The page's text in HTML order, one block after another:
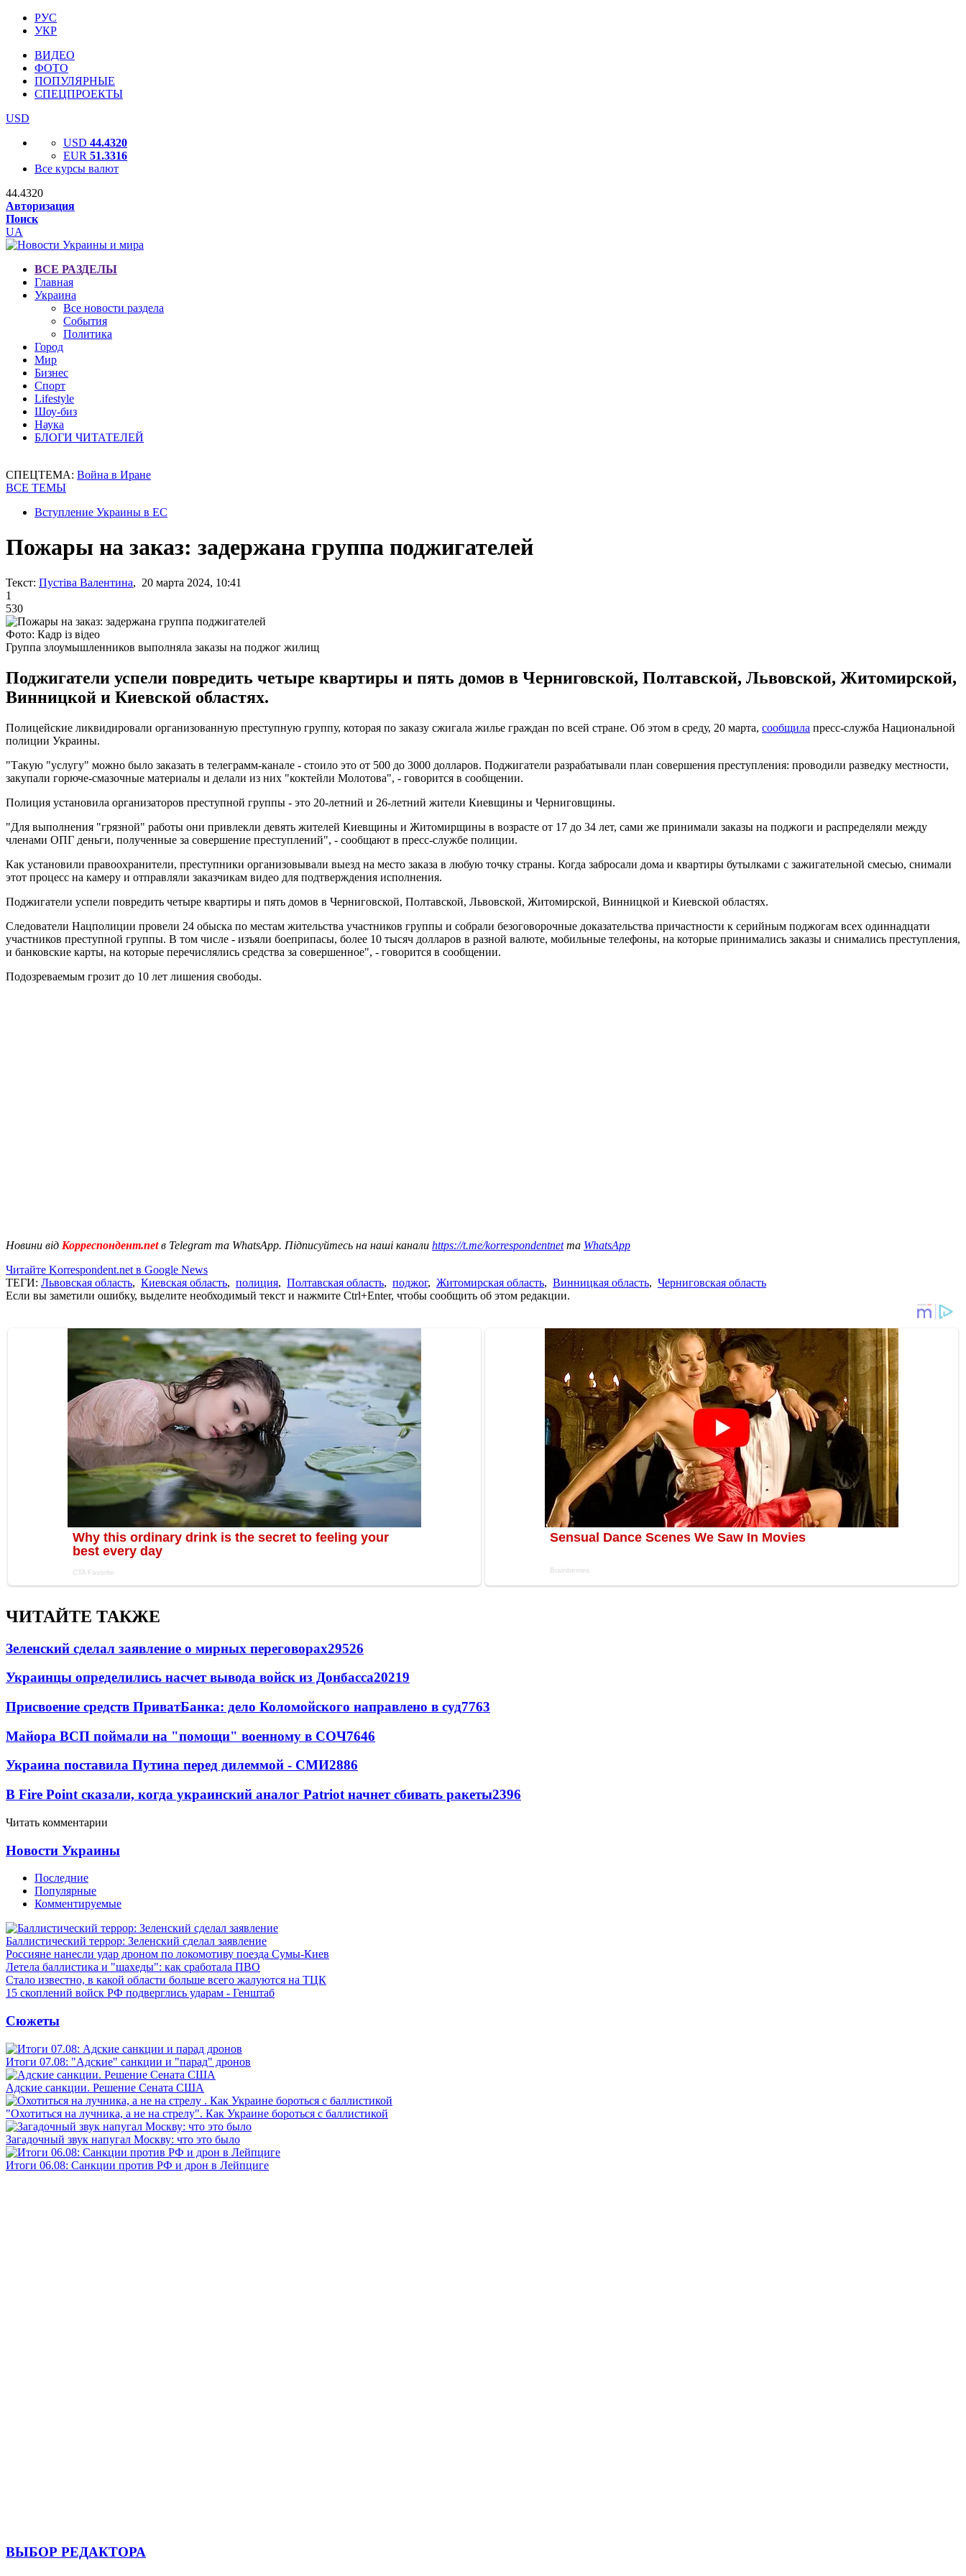
РУС
УКР
ВИДЕО
ФОТО
ПОПУЛЯРНЫЕ
СПЕЦПРОЕКТЫ
USD
USD 44.4320
EUR 51.3316
Все курсы валют
44.4320
Авторизация
Поиск
UA
ВСЕ РАЗДЕЛЫ
Главная
Украина
Все новости раздела
События
Политика
Город
Мир
Бизнес
Спорт
Lifestyle
Шоу-биз
Наука
БЛОГИ ЧИТАТЕЛЕЙ
СПЕЦТЕМА: Война в Иране
ВСЕ ТЕМЫ
Вступление Украины в ЕС
Пожары на заказ: задержана группа поджигателей
Текст: Пустіва Валентина, 20 марта 2024, 10:41
1
530
Фото: Кадр із відео
Группа злоумышленников выполняла заказы на поджог жилищ
Поджигатели успели повредить четыре квартиры и пять домов в Черниговской, Полтавской, Львовской, Житомирской,
Винницкой и Киевской областях.
Полицейские ликвидировали организованную преступную группу, которая по заказу сжигала жилье граждан по всей стране. Об этом в среду, 20 марта, сообщила пресс-служба Национальной
полиции Украины.
"Такую "услугу" можно было заказать в телеграмм-канале - стоило это от 500 до 3000 долларов. Поджигатели разрабатывали план совершения преступления: проводили разведку местности,
закупали горюче-смазочные материалы и делали из них "коктейли Молотова", - говорится в сообщении.
Полиция установила организаторов преступной группы - это 20-летний и 26-летний жители Киевщины и Черниговщины.
"Для выполнения "грязной" работы они привлекли девять жителей Киевщины и Житомирщины в возрасте от 17 до 34 лет, сами же принимали заказы на поджоги и распределяли между
членами ОПГ деньги, полученные за совершение преступлений", - сообщают в пресс-службе полиции.
Как установили правоохранители, преступники организовывали выезд на место заказа в любую точку страны. Когда забросали дома и квартиры бутылками с зажигательной смесью, снимали
этот процесс на камеру и отправляли заказчикам видео для подтверждения исполнения.
Поджигатели успели повредить четыре квартиры и пять домов в Черниговской, Полтавской, Львовской, Житомирской, Винницкой и Киевской областях.
Следователи Нацполиции провели 24 обыска по местам жительства участников группы и собрали безоговорочные доказательства причастности к серийным поджогам всех одиннадцати
участников преступной группы. В том числе - изъяли боеприпасы, более 10 тысяч долларов в разной валюте, мобильные телефоны, на которые принимались заказы и снимались преступления,
и банковские карты, на которые перечислялись средства за совершенное", - говорится в сообщении.
Подозреваемым грозит до 10 лет лишения свободы.
Новини від Корреспондент.netв Telegram та WhatsApp. Підписуйтесь на наші канали https://t.me/korrespondentnetта WhatsApp
Читайте Korrespondent.net в Google News
ТЕГИ: Львовская область, Киевская область, полиция, Полтавская область, поджог, Житомирская область, Винницкая область, Черниговская область
Если вы заметили ошибку, выделите необходимый текст и нажмите Ctrl+Enter, чтобы сообщить об этом редакции.
ЧИТАЙТЕ ТАКЖЕ
Зеленский сделал заявление о мирных переговорах29526
Украинцы определились насчет вывода войск из Донбасса20219
Присвоение средств ПриватБанка: дело Коломойского направлено в суд7763
Майора ВСП поймали на "помощи" военному в СОЧ7646
Украина поставила Путина перед дилеммой - СМИ2886
В Fire Point сказали, когда украинский аналог Patriot начнет сбивать ракеты2396
Читать комментарии
Новости Украины
Последние
Популярные
Комментируемые
Баллистический террор: Зеленский сделал заявление
Россияне нанесли удар дроном по локомотиву поезда Сумы-Киев
Летела баллистика и "шахеды": как сработала ПВО
Стало известно, в какой области больше всего жалуются на ТЦК
15 скоплений войск РФ подверглись ударам - Генштаб
Сюжеты
Итоги 07.08: "Адские" санкции и "парад" дронов
Адские санкции. Решение Сената США
"Охотиться на лучника, а не на стрелу". Как Украине бороться с баллистикой
Загадочный звук напугал Москву: что это было
Итоги 06.08: Санкции против РФ и дрон в Лейпциге
ВЫБОР РЕДАКТОРА